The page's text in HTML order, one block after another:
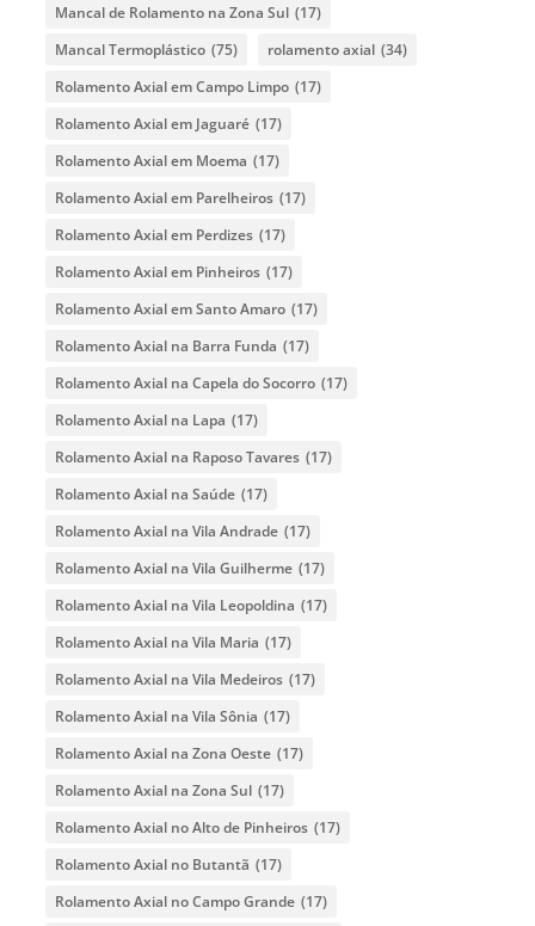
Mancal de Rolamento na Zona Sul (17)
Mancal Termoplástico (75) rolamento axial (34)
Rolamento Axial em Campo Limpo (17)
Rolamento Axial em Jaguaré (17)
Rolamento Axial em Moema (17)
Rolamento Axial em Parelheiros (17)
Rolamento Axial em Perdizes (17)
Rolamento Axial em Pinheiros (17)
Rolamento Axial em Santo Amaro (17)
Rolamento Axial na Barra Funda (17)
Rolamento Axial na Capela do Socorro (17)
Rolamento Axial na Lapa (17)
Rolamento Axial na Raposo Tavares (17)
Rolamento Axial na Saúde (17)
Rolamento Axial na Vila Andrade (17)
Rolamento Axial na Vila Guilherme (17)
Rolamento Axial na Vila Leopoldina (17)
Rolamento Axial na Vila Maria (17)
Rolamento Axial na Vila Medeiros (17)
Rolamento Axial na Vila Sônia (17)
Rolamento Axial na Zona Oeste (17)
Rolamento Axial na Zona Sul (17)
Rolamento Axial no Alto de Pinheiros (17)
Rolamento Axial no Butantã (17)
Rolamento Axial no Campo Grande (17)